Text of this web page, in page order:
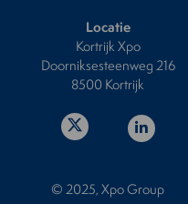
Locatie
Kortrijk Xpo
Doorniksesteenweg 216
8500 Kortrijk
© 2025, Xpo Group